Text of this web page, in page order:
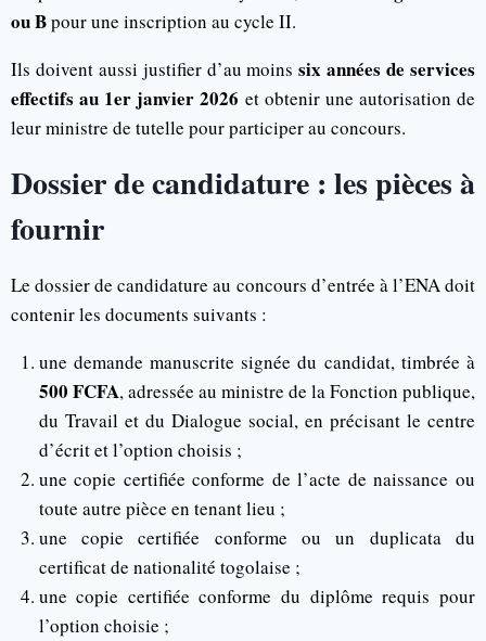
ou Bpour une inscription au cycle II.
Ils doivent aussi justifier d’au moinssix années de services
effectifs au 1er janvier 2026 et obtenir une autorisation de
leur ministre de tutelle pour participer au concours.
Dossier de candidature : les pièces à
fournir
Le dossier de candidature au concours d’entrée à l’ENA doit
contenir les documents suivants :
une demande manuscrite signée du candidat, timbrée à
500 FCFA, adressée au ministre de la Fonction publique,
du Travail et du Dialogue social, en précisant le centre
d’écrit et l’option choisis ;
une copie certifiée conforme de l’acte de naissance ou
toute autre pièce en tenant lieu ;
une copie certifiée conforme ou un duplicata du
certificat de nationalité togolaise ;
une copie certifiée conforme du diplôme requis pour
l’option choisie ;